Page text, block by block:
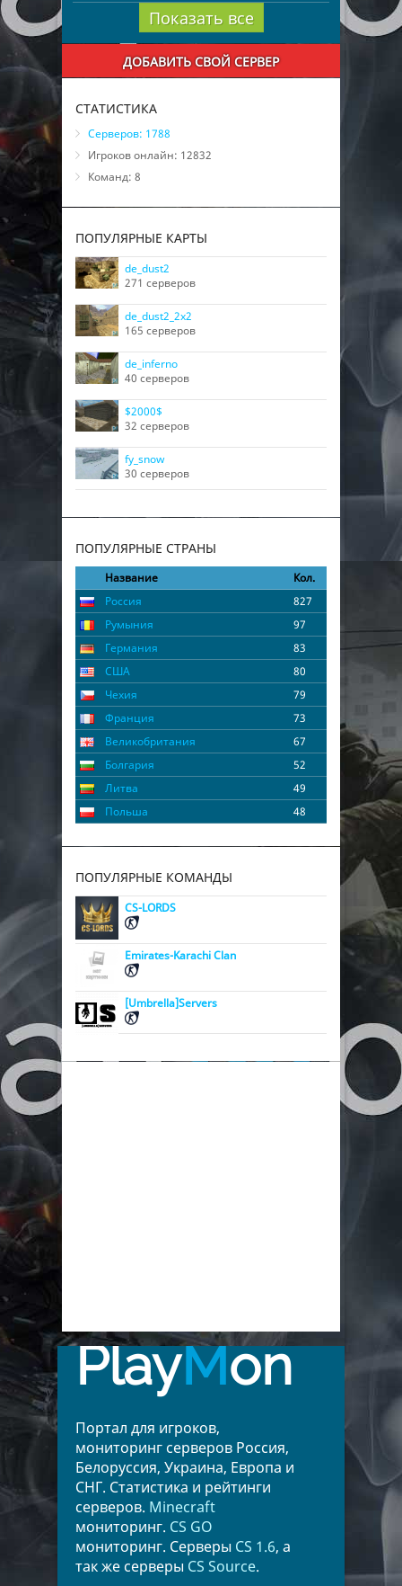
Показать все
ДОБАВИТЬ СВОЙ СЕРВЕР
СТАТИСТИКА
Серверов: 1788
Игроков онлайн: 12832
Команд: 8
ПОПУЛЯРНЫЕ КАРТЫ
de_dust2
271 серверов
de_dust2_2x2
165 серверов
de_inferno
40 серверов
$2000$
32 серверов
fy_snow
30 серверов
ПОПУЛЯРНЫЕ СТРАНЫ
Название
Кол.
Россия
827
Румыния
97
Германия
83
США
80
Чехия
79
Франция
73
Великобритания
67
Болгария
52
Литва
49
Польша
48
ПОПУЛЯРНЫЕ КОМАНДЫ
CS-LORDS
Emirates-Karachi Clan
[Umbrella]Servers
PlayMon
Портал для игроков,
мониторинг серверов Россия,
Белоруссия, Украина, Европа и
СНГ. Статистика и рейтинги
серверов. Minecraft
мониторинг. CS GO
мониторинг. Серверы CS 1.6, а
так же серверы CS Source.